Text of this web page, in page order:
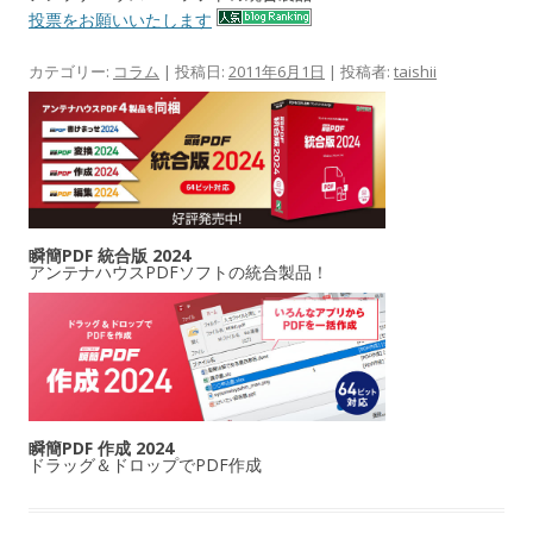
投票をお願いいたします
カテゴリー: コラム | 投稿日: 2011年6月1日 | 投稿者: taishii
瞬簡PDF 統合版 2024
アンテナハウスPDFソフトの統合製品！
瞬簡PDF 作成 2024
ドラッグ＆ドロップでPDF作成